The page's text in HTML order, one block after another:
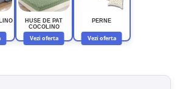
HUSE DE PAT
COCOLINO
Vezi oferta
PERNE
Vezi oferta